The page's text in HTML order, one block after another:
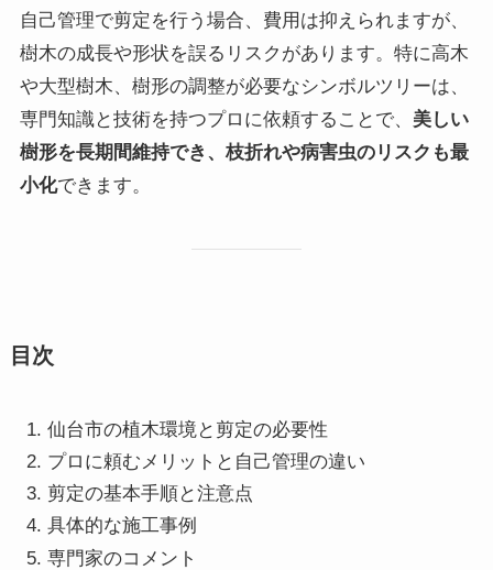
自己管理で剪定を行う場合、費用は抑えられますが、
樹木の成長や形状を誤るリスクがあります。特に高木
や大型樹木、樹形の調整が必要なシンボルツリーは、
専門知識と技術を持つプロに依頼することで、 美しい
樹形を長期間維持でき、枝折れや病害虫のリスクも最
小化できます。
目次
仙台市の植木環境と剪定の必要性
プロに頼むメリットと自己管理の違い
剪定の基本手順と注意点
具体的な施工事例
専門家のコメント